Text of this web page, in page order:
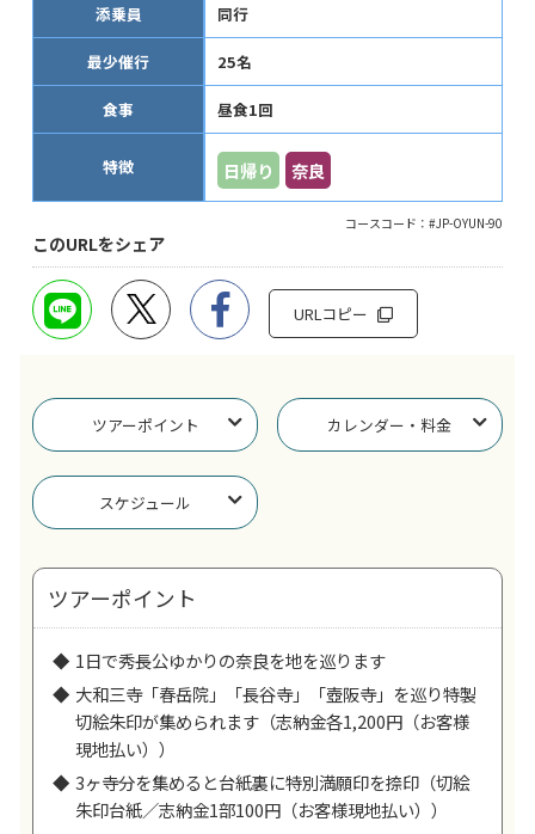
添乗員 同行
最少催行 25名
食事 昼食1回
特徴 日帰り 奈良
コースコード：#JP-OYUN-90
このURLをシェア
URLコピー
ツアーポイント カレンダー・料金
スケジュール
ツアーポイント
1日で秀長公ゆかりの奈良を地を巡ります
大和三寺「春岳院」「長谷寺」「壺阪寺」を巡り特製
切絵朱印が集められます（志納金各1,200円（お客様
現地払い））
3ヶ寺分を集めると台紙裏に特別満願印を捺印（切絵
朱印台紙／志納金1部100円（お客様現地払い））